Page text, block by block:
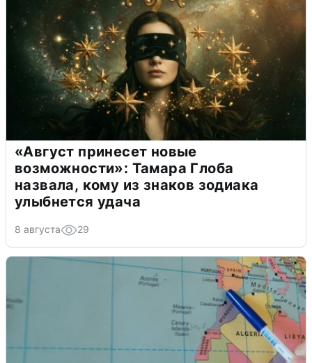
«Август принесет новые
возможности»: Тамара Глоба
назвала, кому из знаков зодиака
улыбнется удача
8 августа 29